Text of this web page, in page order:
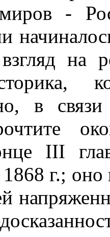
миров -
взгляд на
в
III
г.; оно